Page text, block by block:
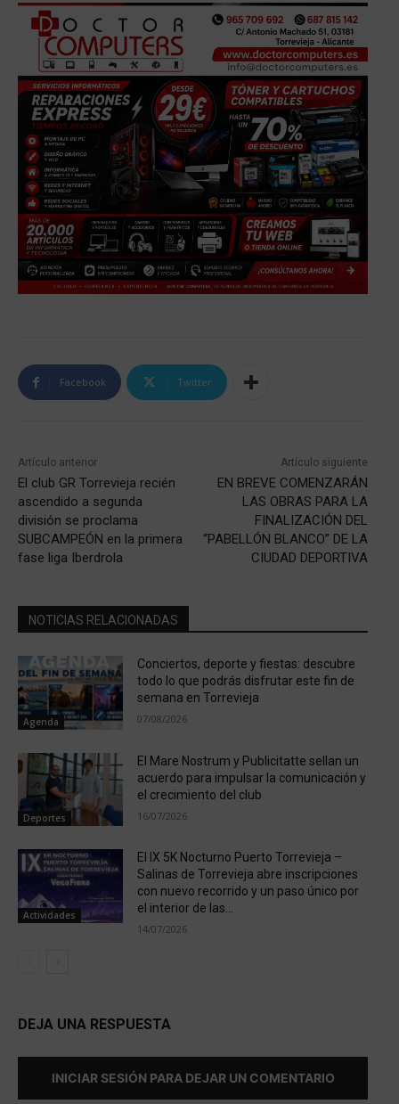
Facebook Twitter
Artículo anterior
El club GR Torrevieja recién
ascendido a segunda
división se proclama
SUBCAMPEÓN en la primera
fase liga Iberdrola
Artículo siguiente
EN BREVE COMENZARÁN
LAS OBRAS PARA LA
FINALIZACIÓN DEL
“PABELLÓN BLANCO” DE LA
CIUDAD DEPORTIVA
NOTICIAS RELACIONADAS
Agenda
Conciertos, deporte y fiestas: descubre
todo lo que podrás disfrutar este fin de
semana en Torrevieja
07/08/2026
Deportes
El Mare Nostrum y Publicitatte sellan un
acuerdo para impulsar la comunicación y
el crecimiento del club
16/07/2026
Actividades
El IX 5K Nocturno Puerto Torrevieja –
Salinas de Torrevieja abre inscripciones
con nuevo recorrido y un paso único por
el interior de las...
14/07/2026
DEJA UNA RESPUESTA
INICIAR SESIÓN PARA DEJAR UN COMENTARIO